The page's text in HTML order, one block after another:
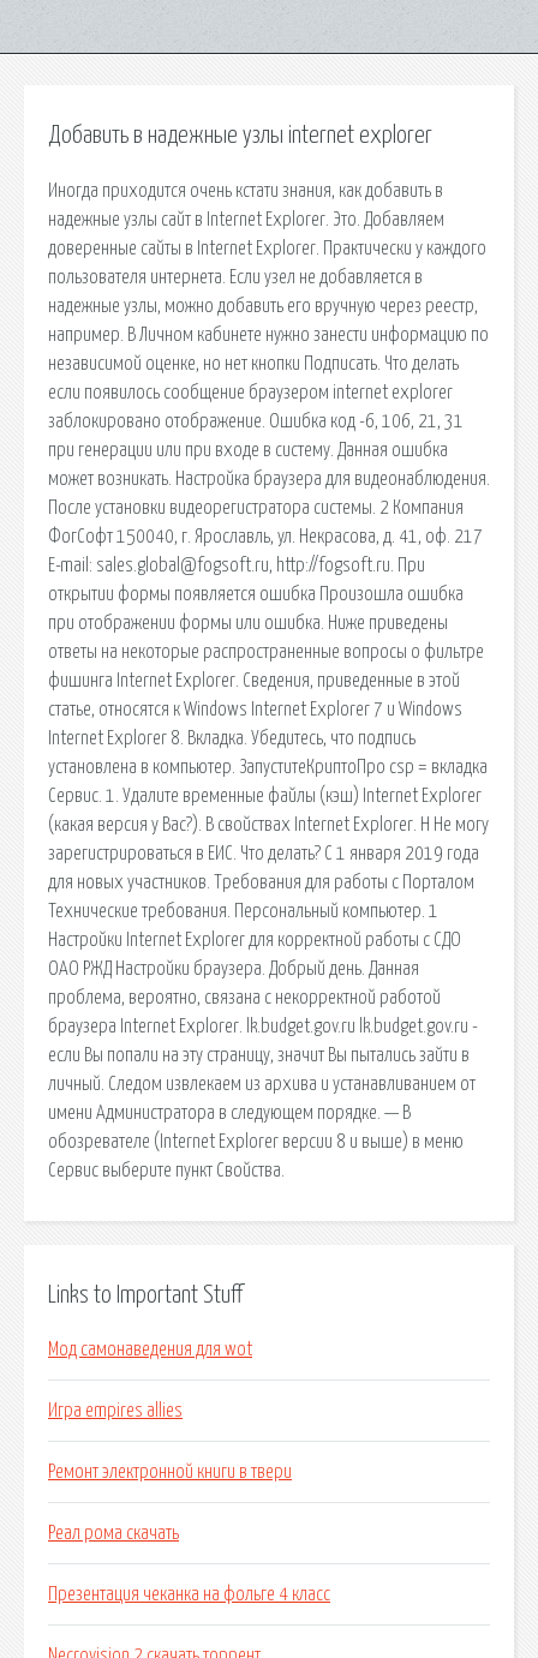
Добавить в надежные узлы internet explorer
Иногда приходится очень кстати знания, как добавить в
надежные узлы сайт в Internet Explorer. Это. Добавляем
доверенные сайты в Internet Explorer. Практически у каждого
пользователя интернета. Если узел не добавляется в
надежные узлы, можно добавить его вручную через реестр,
например. В Личном кабинете нужно занести информацию по
независимой оценке, но нет кнопки Подписать. Что делать
если появилось сообщение браузером internet explorer
заблокировано отображение. Ошибка код -6, 106, 21, 31
при генерации или при входе в систему. Данная ошибка
может возникать. Настройка браузера для видеонаблюдения.
После установки видеорегистратора системы. 2 Компания
ФогСофт 150040, г. Ярославль, ул. Некрасова, д. 41, оф. 217
E-mail: sales.global@fogsoft.ru, http://fogsoft.ru. При
открытии формы появляется ошибка Произошла ошибка
при отображении формы или ошибка. Ниже приведены
ответы на некоторые распространенные вопросы о фильтре
фишинга Internet Explorer. Сведения, приведенные в этой
статье, относятся к Windows Internet Explorer 7 и Windows
Internet Explorer 8. Вкладка. Убедитесь, что подпись
установлена в компьютер. ЗапуститеКриптоПро csp = вкладка
Сервис. 1. Удалите временные файлы (кэш) Internet Explorer
(какая версия у Вас?). В свойствах Internet Explorer. Н Не могу
зарегистрироваться в ЕИС. Что делать? С 1 января 2019 года
для новых участников. Требования для работы с Порталом
Технические требования. Персональный компьютер. 1
Настройки Internet Explorer для корректной работы с СДО
ОАО РЖД Настройки браузера. Добрый день. Данная
проблема, вероятно, связана с некорректной работой
браузера Internet Explorer. lk.budget.gov.ru lk.budget.gov.ru -
если Вы попали на эту страницу, значит Вы пытались зайти в
личный. Следом извлекаем из архива и устанавливанием от
имени Администратора в следующем порядке. — В
обозревателе (Internet Explorer версии 8 и выше) в меню
Сервис выберите пункт Свойства.
Links to Important Stuff
Мод самонаведения для wot
Игра empires allies
Ремонт электронной книги в твери
Реал рома скачать
Презентация чеканка на фольге 4 класс